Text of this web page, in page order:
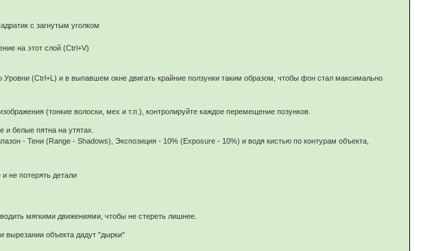
с загнутым уголком
на этот слой (Ctrl+V)
(Ctrl+L) и в выпавшем окне двигать крайние ползунки таким образом, чтобы фон стал максимально
(тонкие волоски, мех и т.п.), контролируйте каждое перемещение позунков.
и белые пятна на утятах.
- Тени (Range - Shadows), Экспозиция - 10% (Exposure - 10%) и водя кистью по контурам объекта,
не потерять детали
мягкими движениями, чтобы не стереть лишнее.
вырезании объекта дадут "дырки"